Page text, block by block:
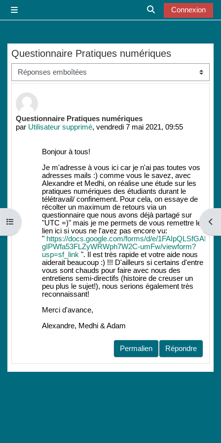
Activer/désactiver
Connexion
Ouvrir l’index du cours
Questionnaire Pratiques numériques
Questionnaire Pratiques numériques
par Utilisateur supprimé, vendredi 7 mai 2021, 09:55
Nombre de réponses : 0
Bonjour à tous!
Je m'adresse à vous ici car je n'ai pas toutes vos
adresses mails :) comme vous le savez, avec
Alexandre et Medhi, on réalise une étude sur les
pratiques numériques des étudiants durant le
télétravail/ confinement. Pour cela, on essaye de
récolter un maximum de retours via un
questionnaire que nous avons déjà partagé sur
"UTC =)" mais je me permets de vous remettre le
lien ici si vous ne l'avez pas encore vu:
" https://docs.google.com/forms/d/e/
gIPWfa53FLZyWRWph7W2C-umFw/viewform?
usp=sf_link ". Il est très rapide et votre aide nous
aiderait beaucoup :) !!! D'ailleurs si certains d'entre
vous sont chauds pour faire avec nous des
entretiens semi-directifs (histoire de creuser un
peu plus le sujet!), nous serions également très
reconnaissant!
Merci d'avance,
Alexandre, Medhi & Adam
Permalien Répondre